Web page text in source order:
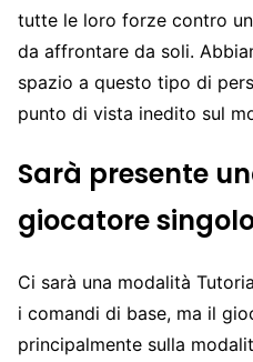
tutte le loro forze contro
da affrontare da soli.
spazio a questo tipo di
punto di vista inedito sul
Sarà presente
giocatore
Ci sarà una modalità
i comandi di base, ma il
principalmente sulla